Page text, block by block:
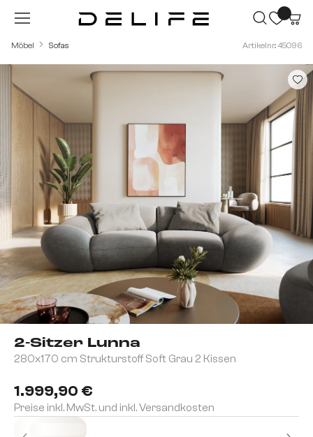
Zum Hauptinhalt springen
Möbel Sofas Artikelnr.: 45096
2-Sitzer Lunna
280x170 cm Strukturstoff Soft Grau 2 Kissen
1.999,90 €
Preise inkl. MwSt. und inkl. Versandkosten
Bildergalerie überspringen